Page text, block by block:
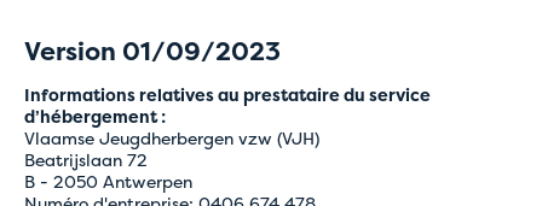
Version 01/09/2023
Informations relatives au prestataire du service
d’hébergement :
Vlaamse Jeugdherbergen vzw (VJH)
Beatrijslaan 72
B - 2050 Antwerpen